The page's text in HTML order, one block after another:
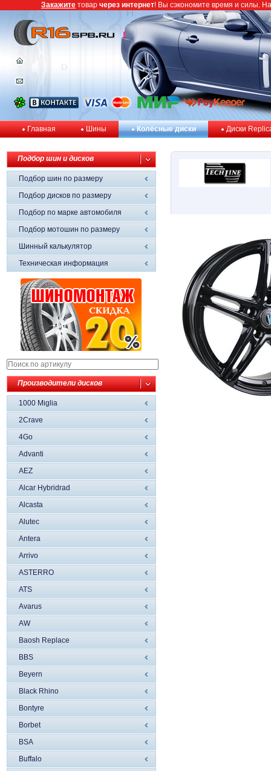
Главная Шины Колёсные диски Диски
Подбор шин и дисков
Подбор шин по размеру
Подбор дисков по размеру
Подбор по марке автомобиля
Подбор мотошин по размеру
Шинный калькулятор
Техническая информация
Производители дисков
1000 Miglia
2Crave
4Go
Advanti
AEZ
Alcar Hybridrad
Alcasta
Alutec
Antera
Arrivo
ASTERRO
ATS
Avarus
AW
Baosh Replace
BBS
Beyern
Black Rhino
Bontyre
Borbet
BSA
Buffalo
Закажите товар через интернет! Вы сэкономите время и силы.